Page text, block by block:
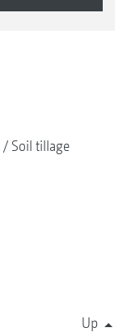
Soil tillage
Up